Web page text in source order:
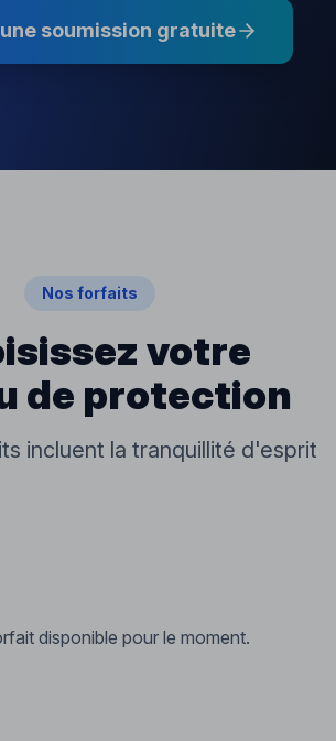
soumission gratuite
Nos forfaits
votre
de protection
incluent la tranquillité d'esprit
disponible pour le moment.